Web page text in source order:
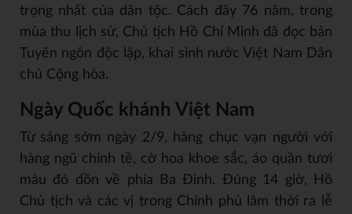
trọng nhất của dân tộc. Cách đây 76 năm, trong
mùa thu lịch sử, Chủ tịch Hồ Chí Minh đã đọc bản
Tuyên ngôn độc lập, khai sinh nước Việt Nam Dân
chủ Cộng hòa.
Ngày Quốc khánh Việt Nam
Từ sáng sớm ngày 2/9, hàng chục vạn người với
hàng ngũ chỉnh tề, cờ hoa khoe sắc, áo quần tươi
màu đỏ dồn về phía Ba Đình. Đúng 14 giờ, Hồ
Chủ tịch và các vị trong Chính phủ lâm thời ra lễ